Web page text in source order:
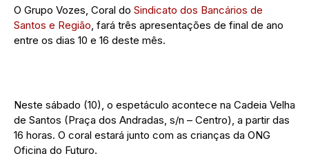
O Grupo Vozes, Coral do Sindicato dos Bancários de
Santos e Região, fará três apresentações de final de ano
entre os dias 10 e 16 deste mês.
Neste sábado (10), o espetáculo acontece na Cadeia Velha
de Santos (Praça dos Andradas, s/n – Centro), a partir das
16 horas. O coral estará junto com as crianças da ONG
Oficina do Futuro.